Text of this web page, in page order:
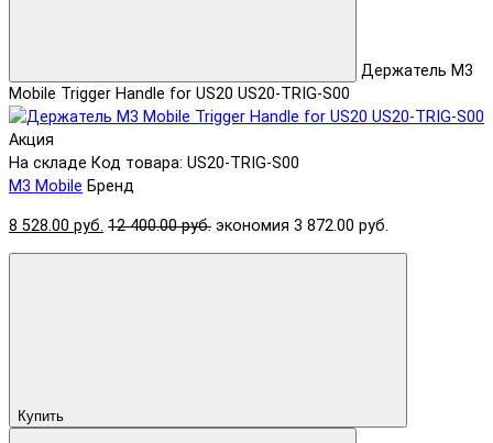
Держатель M3
Mobile Trigger Handle for US20 US20-TRIG-S00
Акция
На складе Код товара: US20-TRIG-S00
M3 Mobile Бренд
8 528.00 руб. 12 400.00 руб. экономия 3 872.00 руб.
Купить